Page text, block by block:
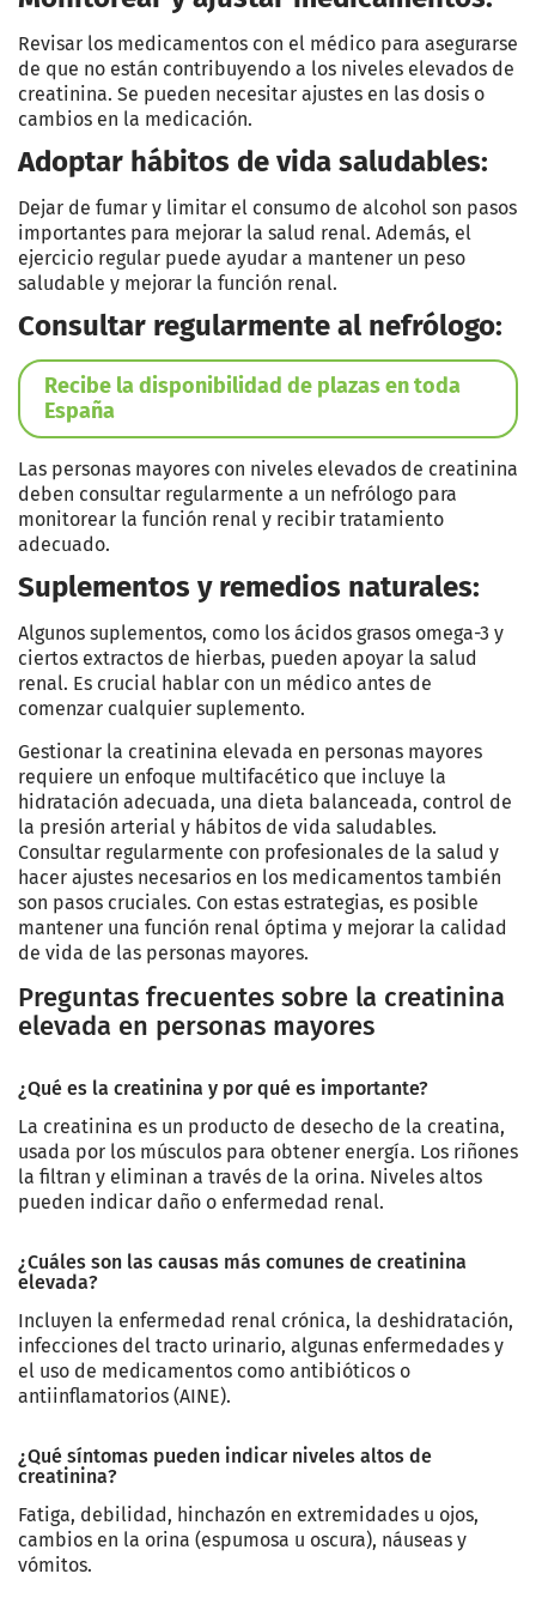
Revisar los medicamentos con el médico para asegurarse
de que no están contribuyendo a los niveles elevados de
creatinina. Se pueden necesitar ajustes en las dosis o
cambios en la medicación.
Adoptar hábitos de vida saludables:
Dejar de fumar y limitar el consumo de alcohol son pasos
importantes para mejorar la salud renal. Además, el
ejercicio regular puede ayudar a mantener un peso
saludable y mejorar la función renal.
Consultar regularmente al nefrólogo:
Recibe la disponibilidad de plazas en toda
España
Las personas mayores con niveles elevados de creatinina
deben consultar regularmente a un nefrólogo para
monitorear la función renal y recibir tratamiento
adecuado.
Suplementos y remedios naturales:
Algunos suplementos, como los ácidos grasos omega-3 y
ciertos extractos de hierbas, pueden apoyar la salud
renal. Es crucial hablar con un médico antes de
comenzar cualquier suplemento.
Gestionar la creatinina elevada en personas mayores
requiere un enfoque multifacético que incluye la
hidratación adecuada, una dieta balanceada, control de
la presión arterial y hábitos de vida saludables.
Consultar regularmente con profesionales de la salud y
hacer ajustes necesarios en los medicamentos también
son pasos cruciales. Con estas estrategias, es posible
mantener una función renal óptima y mejorar la calidad
de vida de las personas mayores.
Preguntas frecuentes sobre la creatinina
elevada en personas mayores
¿Qué es la creatinina y por qué es importante?
La creatinina es un producto de desecho de la creatina,
usada por los músculos para obtener energía. Los riñones
la filtran y eliminan a través de la orina. Niveles altos
pueden indicar daño o enfermedad renal.
¿Cuáles son las causas más comunes de creatinina
elevada?
Incluyen la enfermedad renal crónica, la deshidratación,
infecciones del tracto urinario, algunas enfermedades y
el uso de medicamentos como antibióticos o
antiinflamatorios (AINE).
¿Qué síntomas pueden indicar niveles altos de
creatinina?
Fatiga, debilidad, hinchazón en extremidades u ojos,
cambios en la orina (espumosa u oscura), náuseas y
vómitos.